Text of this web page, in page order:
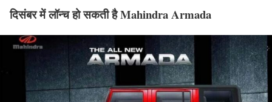
दिसंबर में लॉन्च हो सकती है Mahindra Armada